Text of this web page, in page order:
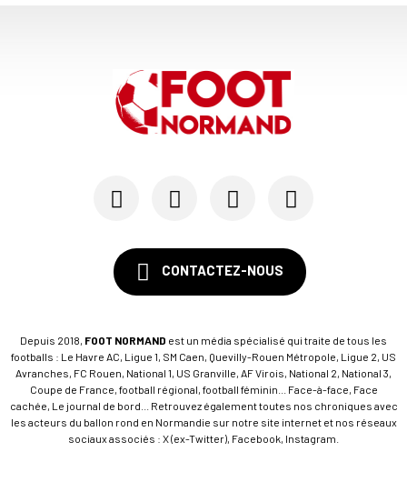
LE HAVRE AC
Emmy Lefèvre et Thomas Rousseau, les « Bézots »...
Après Marseille, les trois scénarios qui mainti...
CONTACTEZ-NOUS
Depuis 2018, FOOT NORMAND est un média spécialisé qui traite de tous les
footballs : Le Havre AC, Ligue 1, SM Caen, Quevilly-Rouen Métropole, Ligue 2, US
Avranches, FC Rouen, National 1, US Granville, AF Virois, National 2, National 3,
Coupe de France, football régional, football féminin... Face-à-face, Face
cachée, Le journal de bord... Retrouvez également toutes nos chroniques avec
les acteurs du ballon rond en Normandie sur notre site internet et nos réseaux
sociaux associés : X (ex-Twitter), Facebook, Instagram.